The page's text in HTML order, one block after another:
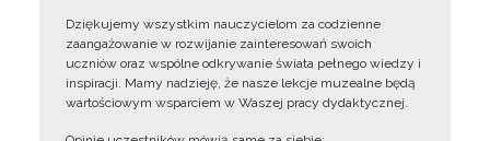
Dziękujemy wszystkim nauczycielom za codzienne
zaangażowanie w rozwijanie zainteresowań swoich
uczniów oraz wspólne odkrywanie świata pełnego wiedzy i
inspiracji. Mamy nadzieję, że nasze lekcje muzealne będą
wartościowym wsparciem w Waszej pracy dydaktycznej.